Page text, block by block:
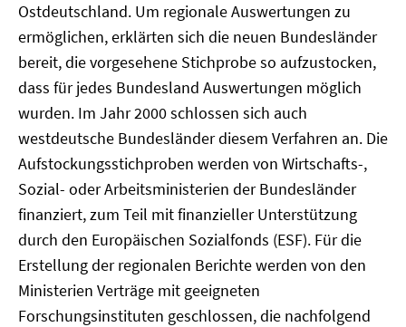
Ostdeutschland. Um regionale Auswertungen zu
ermöglichen, erklärten sich die neuen Bundesländer
bereit, die vorgesehene Stichprobe so aufzustocken,
dass für jedes Bundesland Auswertungen möglich
wurden. Im Jahr 2000 schlossen sich auch
westdeutsche Bundesländer diesem Verfahren an. Die
Aufstockungsstichproben werden von Wirtschafts-,
Sozial- oder Arbeitsministerien der Bundesländer
finanziert, zum Teil mit finanzieller Unterstützung
durch den Europäischen Sozialfonds (ESF). Für die
Erstellung der regionalen Berichte werden von den
Ministerien Verträge mit geeigneten
Forschungsinstituten geschlossen, die nachfolgend